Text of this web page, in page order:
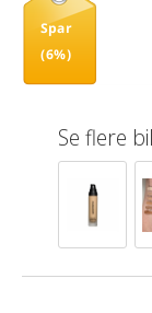
Spar
(6%)
Se flere